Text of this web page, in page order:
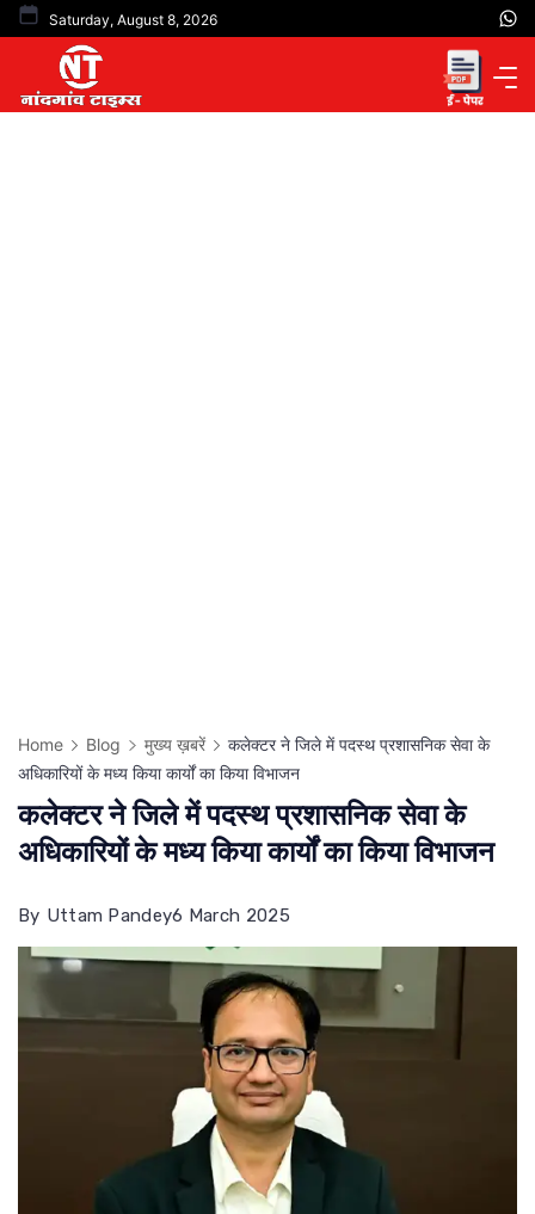
Skip
content
Saturday, August 8, 2026
Home Blog मुख्य ख़बरें
कलेक्टर ने जिले में पदस्थ प्रशासनिक सेवा के
अधिकारियों के मध्य किया कार्यों का किया विभाजन
कलेक्टर ने जिले में पदस्थ प्रशासनिक सेवा के
अधिकारियों के मध्य किया कार्यों का किया विभाजन
By Uttam Pandey6 March 2025